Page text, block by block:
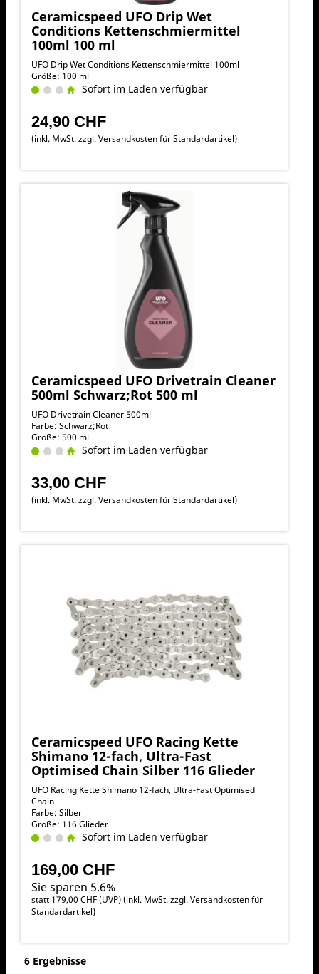
Ceramicspeed UFO Drip Wet
Conditions Kettenschmiermittel
100ml 100 ml
UFO Drip Wet Conditions Kettenschmiermittel 100ml
Größe: 100 ml
Sofort im Laden verfügbar
24,90 CHF
(inkl. MwSt. zzgl.Versandkosten für Standardartikel)
Ceramicspeed UFO Drivetrain Cleaner
500ml Schwarz;Rot 500 ml
UFO Drivetrain Cleaner 500ml
Farbe: Schwarz;Rot
Größe: 500 ml
Sofort im Laden verfügbar
33,00 CHF
(inkl. MwSt. zzgl.Versandkosten für Standardartikel)
Ceramicspeed UFO Racing Kette
Shimano 12-fach, Ultra-Fast
Optimised Chain Silber 116 Glieder
UFO Racing Kette Shimano 12-fach, Ultra-Fast Optimised
Chain
Farbe: Silber
Größe: 116 Glieder
Sofort im Laden verfügbar
169,00 CHF
Sie sparen 5.6%
statt 179,00 CHF(UVP) (inkl. MwSt. zzgl.Versandkosten für
Standardartikel)
6 Ergebnisse